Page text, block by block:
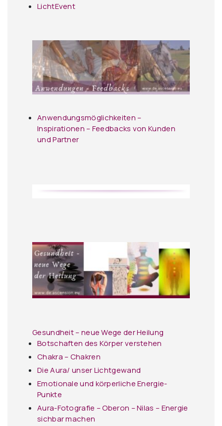
LichtEvent
Anwendungsmöglichkeiten –
Inspirationen – Feedbacks von Kunden
und Partner
Gesundheit – neue Wege der Heilung
Botschaften des Körper verstehen
Chakra – Chakren
Die Aura/ unser Lichtgewand
Emotionale und körperliche Energie-
Punkte
Aura-Fotografie – Oberon – Nilas – Energie
sichbar machen